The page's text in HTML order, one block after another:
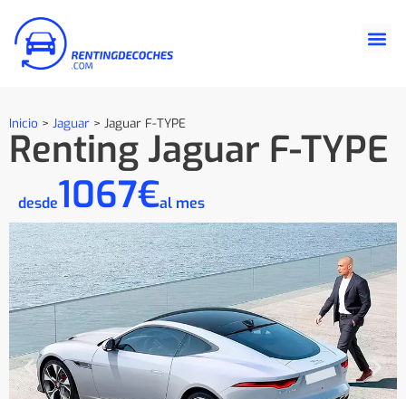
Inicio > Jaguar > Jaguar F-TYPE
Renting Jaguar F-TYPE
desde1067€al mes